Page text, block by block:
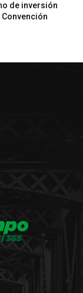
de inversión